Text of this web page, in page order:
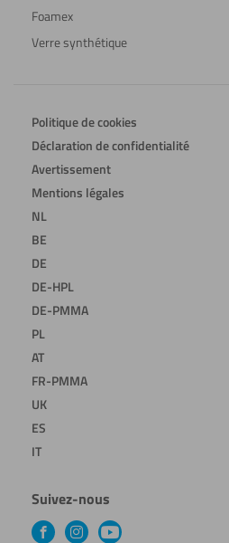
Foamex
Verre synthétique
Politique de cookies
Déclaration de confidentialité
Avertissement
Mentions légales
NL
BE
DE
DE-HPL
DE-PMMA
PL
AT
FR-PMMA
UK
ES
IT
Suivez-nous